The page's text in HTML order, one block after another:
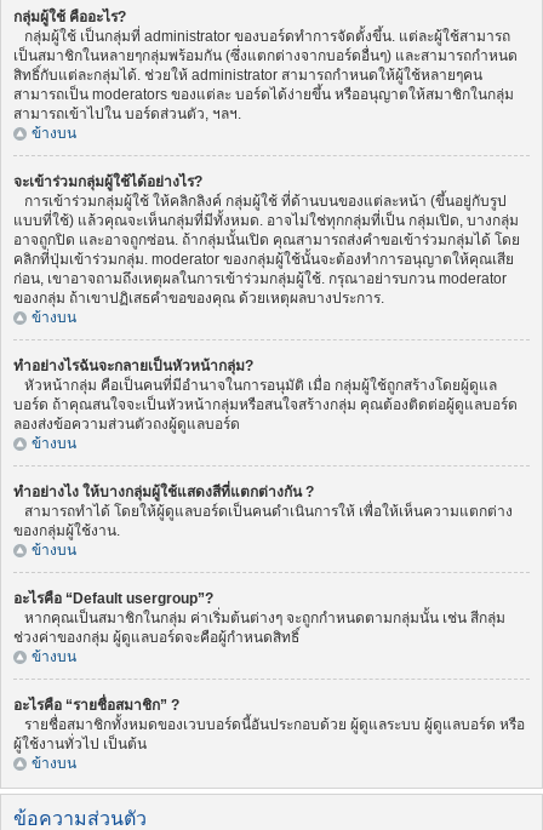
กลุ่มผู้ใช้ คืออะไร?
กลุ่มผู้ใช้ เป็นกลุ่มที่ administrator ของบอร์ดทำการจัดตั้งขึ้น. แต่ละผู้ใช้สามารถ
เป็นสมาชิกในหลายๆกลุ่มพร้อมกัน (ซึ่งแตกต่างจากบอร์ดอื่นๆ) และสามารถกำหนด
สิทธิ์กับแต่ละกลุ่มได้. ช่วยให้ administrator สามารถกำหนดให้ผู้ใช้หลายๆคน
สามารถเป็น moderators ของแต่ละ บอร์ดได้ง่ายขึ้น หรืออนุญาตให้สมาชิกในกลุ่ม
สามารถเข้าไปใน บอร์ดส่วนตัว, ฯลฯ.
ข้างบน
จะเข้าร่วมกลุ่มผู้ใช้ได้อย่างไร?
การเข้าร่วมกลุ่มผู้ใช้ ให้คลิกลิงค์ กลุ่มผู้ใช้ ที่ด้านบนของแต่ละหน้า (ขึ้นอยู่กับรูป
แบบที่ใช้) แล้วคุณจะเห็นกลุ่มที่มีทั้งหมด. อาจไม่ใช่ทุกกลุ่มที่เป็น กลุ่มเปิด, บางกลุ่ม
อาจถูกปิด และอาจถูกซ่อน. ถ้ากลุ่มนั้นเปิด คุณสามารถส่งคำขอเข้าร่วมกลุ่มได้ โดย
คลิกที่ปุ่มเข้าร่วมกลุ่ม. moderator ของกลุ่มผู้ใช้นั้นจะต้องทำการอนุญาตให้คุณเสีย
ก่อน, เขาอาจถามถึงเหตุผลในการเข้าร่วมกลุ่มผู้ใช้. กรุณาอย่ารบกวน moderator
ของกลุ่ม ถ้าเขาปฏิเสธคำขอของคุณ ด้วยเหตุผลบางประการ.
ข้างบน
ทำอย่างไรฉันจะกลายเป็นหัวหน้ากลุ่ม?
หัวหน้ากลุ่ม คือเป็นคนที่มีอำนาจในการอนุมัติ เมื่อ กลุ่มผู้ใช้ถูกสร้างโดยผู้ดูแล
บอร์ด ถ้าคุณสนใจจะเป็นหัวหน้ากลุ่มหรือสนใจสร้างกลุ่ม คุณต้องติดต่อผู้ดูแลบอร์ด
ลองส่งข้อความส่วนตัวถงผู้ดูแลบอร์ด
ข้างบน
ทำอย่างไง ให้บางกลุ่มผู้ใช้แสดงสีที่แตกต่างกัน ?
สามารถทำได้ โดยให้ผู้ดูแลบอร์ดเป็นคนดำเนินการให้ เพื่อให้เห็นความแตกต่าง
ของกลุ่มผู้ใช้งาน.
ข้างบน
อะไรคือ “Default usergroup”?
หากคุณเป็นสมาชิกในกลุ่ม ค่าเริ่มต้นต่างๆ จะถูกกำหนดตามกลุ่มนั้น เช่น สีกลุ่ม
ช่วงค่าของกลุ่ม ผู้ดูแลบอร์ดจะคือผู้กำหนดสิทธิ์
ข้างบน
อะไรคือ “รายชื่อสมาชิก” ?
รายชื่อสมาชิกทั้งหมดของเวบบอร์ดนี้อันประกอบด้วย ผู้ดูแลระบบ ผู้ดูแลบอร์ด หรือ
ผู้ใช้งานทั่วไป เป็นต้น
ข้างบน
ข้อความส่วนตัว